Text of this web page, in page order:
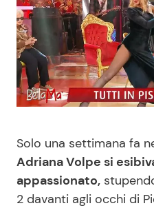
News Spettacolo
Benessere
Casa
Moda e Style
Mondo Mamma
Solo una settimana fa
Adriana Volpe si
appassionato,
2 davanti agli occhi di